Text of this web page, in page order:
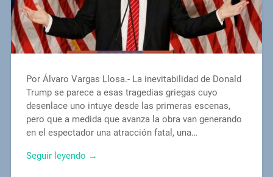
Por Álvaro Vargas Llosa.- La inevitabilidad de Donald
Trump se parece a esas tragedias griegas cuyo
desenlace uno intuye desde las primeras escenas,
pero que a medida que avanza la obra van generando
en el espectador una atracción fatal, una…
Seguir leyendo →